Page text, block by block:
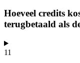
Hoeveel credits
terugbetaald als
11